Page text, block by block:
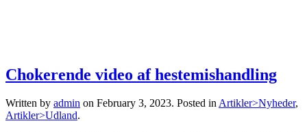
Chokerende video af hestemishandling
Written by admin on February 3, 2023. Posted inArtikler>Nyheder,
Artikler>Udland.